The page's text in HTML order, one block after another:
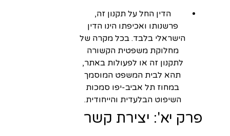
הדין החל על תקנון זה,
פרשנותו ואכיפתו הינו הדין
הישראלי בלבד. בכל מקרה של
מחלוקת משפטית הקשורה
לתקנון זה או לפעולות באתר,
תהא לבית המשפט המוסמך
במחוז תל אביב-יפו סמכות
השיפוט הבלעדית והייחודית.
פרק יא': יצירת קשר